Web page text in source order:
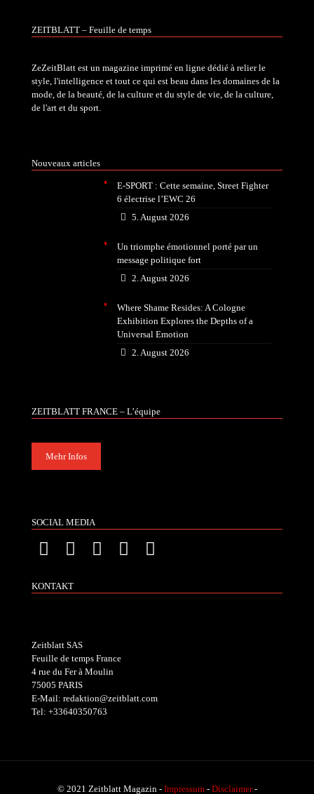
ZEITBLATT – Feuille de temps
ZeZeitBlatt est un magazine imprimé en ligne dédié à relier le
style, l'intelligence et tout ce qui est beau dans les domaines de la
mode, de la beauté, de la culture et du style de vie, de la culture,
de l'art et du sport.
Nouveaux articles
E-SPORT : Cette semaine, Street Fighter
6 électrise l’EWC 26
5. August 2026
Un triomphe émotionnel porté par un
message politique fort
2. August 2026
Where Shame Resides: A Cologne
Exhibition Explores the Depths of a
Universal Emotion
2. August 2026
ZEITBLATT FRANCE – L’équipe
Mehr Infos
SOCIAL MEDIA
KONTAKT
Zeitblatt SAS
Feuille de temps France
4 rue du Fer à Moulin
75005 PARIS
E-Mail: redaktion@zeitblatt.com
Tel: +33640350763
© 2021 Zeitblatt Magazin - Impressum- Disclaimer-